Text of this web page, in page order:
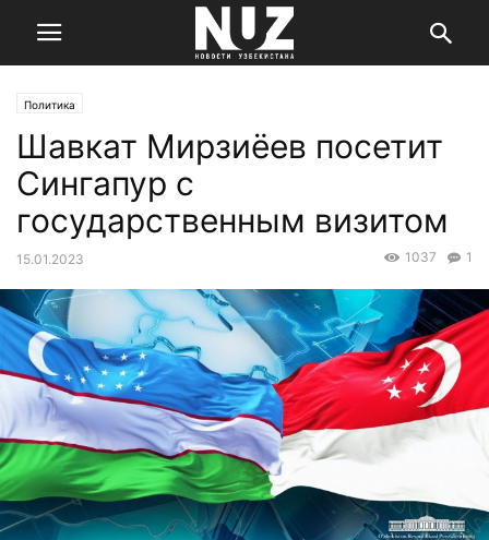
Политика
Шавкат Мирзиёев посетит
Сингапур с
государственным визитом
15.01.2023 1
1037